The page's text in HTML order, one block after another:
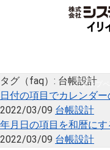
トップペ
タグ（faq）: 台帳設計
日付の項目でカレンダ
2022/03/09 台帳設計
年月日の項目を和暦に
2022/03/09 台帳設計